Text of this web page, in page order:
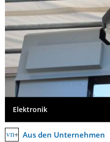
Elektronik
Aus den Unternehmen